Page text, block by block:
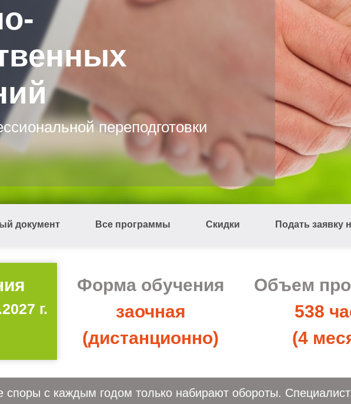
переподготовки
документ Все программы Скидки Подать заявку
г.
Форма обучения
заочная
(дистанционно)
Объем
538
(4
с каждым годом только набирают обороты.